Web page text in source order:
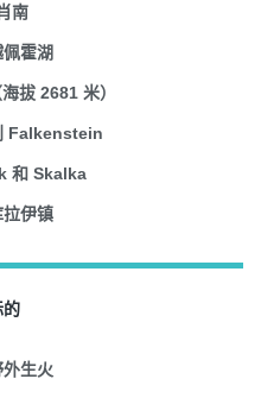
南
霍湖
拔 2681 米）
Falkenstein
和 Skalka
伊镇
的
生火